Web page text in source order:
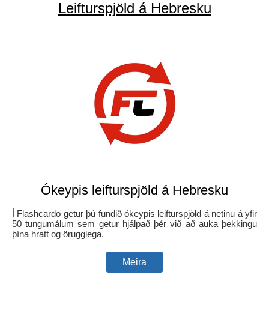
Leifturspjöld á Hebresku
Ókeypis leifturspjöld á Hebresku
Í Flashcardo getur þú fundið ókeypis leifturspjöld á netinu á yfir
50 tungumálum sem getur hjálpað þér við að auka þekkingu
þína hratt og örugglega.
Meira